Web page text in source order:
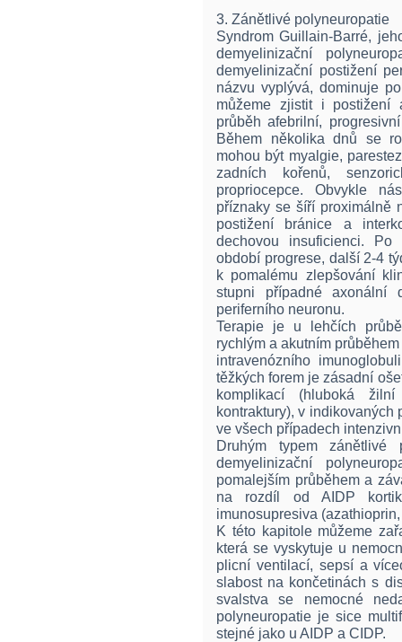
3. Zánětlivé polyneuropatie
Syndrom Guillain-Barré,
demyelinizační
demyelinizační postižení
názvu vyplývá, dominuje
můžeme zjistit i postižení
průběh afebrilní,
Během několika dnů se
mohou být myalgie,
zadních kořenů,
propriocepce. Obvykle
příznaky se šíří proximálně
postižení bránice a
dechovou insuficienci. Po
období progrese, další 2-4
k pomalému zlepšování
stupni případné axonální
periferního neuronu.
Terapie je u lehčích
rychlým a akutním
intravenózního
těžkých forem je zásadní
komplikací (hluboká
kontraktury), v indikovaných
ve všech případech
Druhým typem zánětlivé
demyelinizační
pomalejším průběhem a
na rozdíl od AIDP
imunosupresiva
K této kapitole můžeme
která se vyskytuje u
plicní ventilací, sepsí a
slabost na končetinách s
svalstva se nemocné
polyneuropatie je sice
stejné jako u AIDP a CIDP.